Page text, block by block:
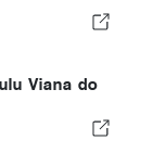
Viana do